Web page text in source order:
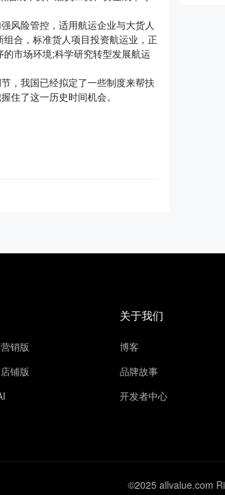
风险管控，适用航运企业与大货人
合，标准货人项目投资航运业，正
市场环境;科学研究转型发展航运
，我国已经拟定了一些制度来帮扶
住了这一历史时间机会。
销版
铺版
关于我们
博客
品牌故事
开发者中心
©2025 allvalue.com